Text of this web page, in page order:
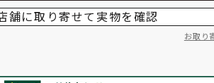
舗に取り寄せて 実物を確認
お取り